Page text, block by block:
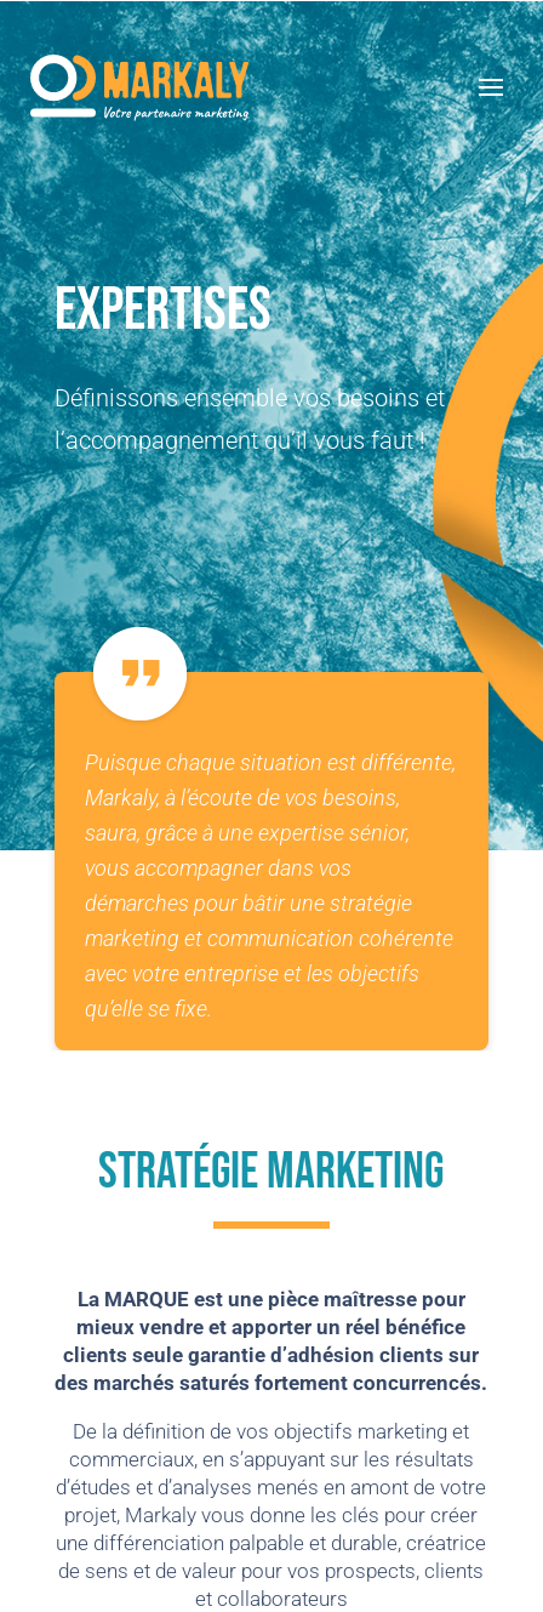
Expertises
Définissons ensemble vos besoins et
l’accompagnement qu’il vous faut !
Puisque chaque situation est différente,
Markaly, à l’écoute de vos besoins,
saura, grâce à une expertise sénior,
vous accompagner dans vos
démarches pour bâtir une stratégie
marketing et communication cohérente
avec votre entreprise et les objectifs
qu’elle se fixe.
stratéGIE MARKETING
La MARQUE est une pièce maîtresse pour
mieux vendre et apporter un réel bénéfice
clients seule garantie d’adhésion clients sur
des marchés saturés fortement concurrencés.
De la définition de vos objectifs marketing et
commerciaux, en s’appuyant sur les résultats
d’études et d’analyses menés en amont de votre
projet, Markaly vous donne les clés pour créer
une différenciation palpable et durable, créatrice
de sens et de valeur pour vos prospects, clients
et collaborateurs